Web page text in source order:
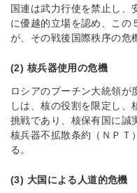
国連は武力行使を禁止し、
に優越的立場を認め、この
が、その戦後国際秩序の危
(2) 核兵器使用の危機
ロシアのプーチン大統領が
しは、核の役割を限定し、
挑戦であり、核保有国に誠
核兵器不拡散条約（ＮＰＴ
る。
(3) 大国による人道的危機